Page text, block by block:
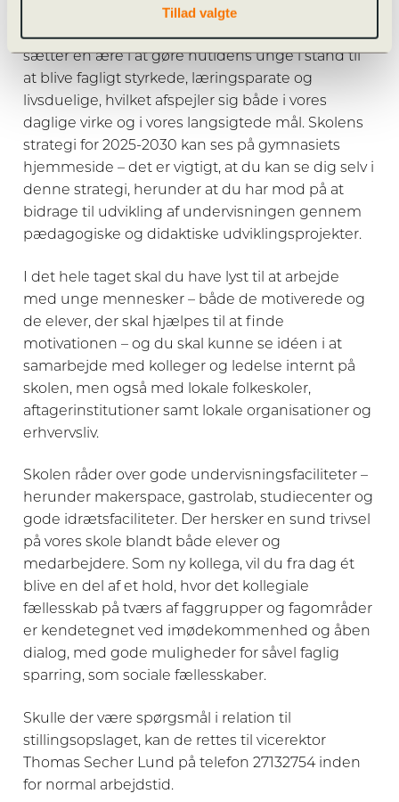
Tillad valgte
Vi er et stx-gymnasium med 33 klasser, hvor
fællesskab, trivsel og faglighed vægtes højt. Vi
sætter en ære i at gøre nutidens unge i stand til
at blive fagligt styrkede, læringsparate og
livsduelige, hvilket afspejler sig både i vores
daglige virke og i vores langsigtede mål. Skolens
strategi for 2025-2030 kan ses på gymnasiets
hjemmeside – det er vigtigt, at du kan se dig selv i
denne strategi, herunder at du har mod på at
bidrage til udvikling af undervisningen gennem
pædagogiske og didaktiske udviklingsprojekter.
I det hele taget skal du have lyst til at arbejde
med unge mennesker – både de motiverede og
de elever, der skal hjælpes til at finde
motivationen – og du skal kunne se idéen i at
samarbejde med kolleger og ledelse internt på
skolen, men også med lokale folkeskoler,
aftagerinstitutioner samt lokale organisationer og
erhvervsliv.
Skolen råder over gode undervisningsfaciliteter –
herunder makerspace, gastrolab, studiecenter og
gode idrætsfaciliteter. Der hersker en sund trivsel
på vores skole blandt både elever og
medarbejdere. Som ny kollega, vil du fra dag ét
blive en del af et hold, hvor det kollegiale
fællesskab på tværs af faggrupper og fagområder
er kendetegnet ved imødekommenhed og åben
dialog, med gode muligheder for såvel faglig
sparring, som sociale fællesskaber.
Skulle der være spørgsmål i relation til
stillingsopslaget, kan de rettes til vicerektor
Thomas Secher Lund på telefon 27132754 inden
for normal arbejdstid.